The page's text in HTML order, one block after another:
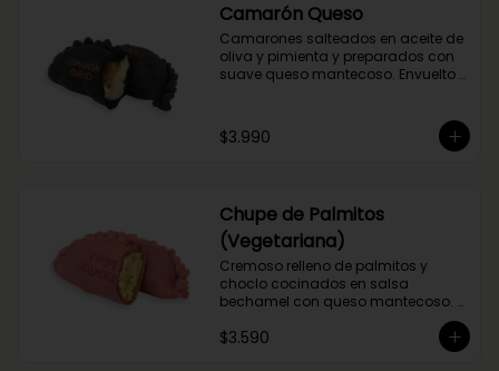
Camarón Queso
Camarones salteados en aceite de
oliva y pimienta y preparados con
suave queso mantecoso. Envuelto
$3.990
Chupe de Palmitos
(Vegetariana)
Cremoso relleno de palmitos y
choclo cocinados en salsa
bechamel con queso mantecoso.
$3.590